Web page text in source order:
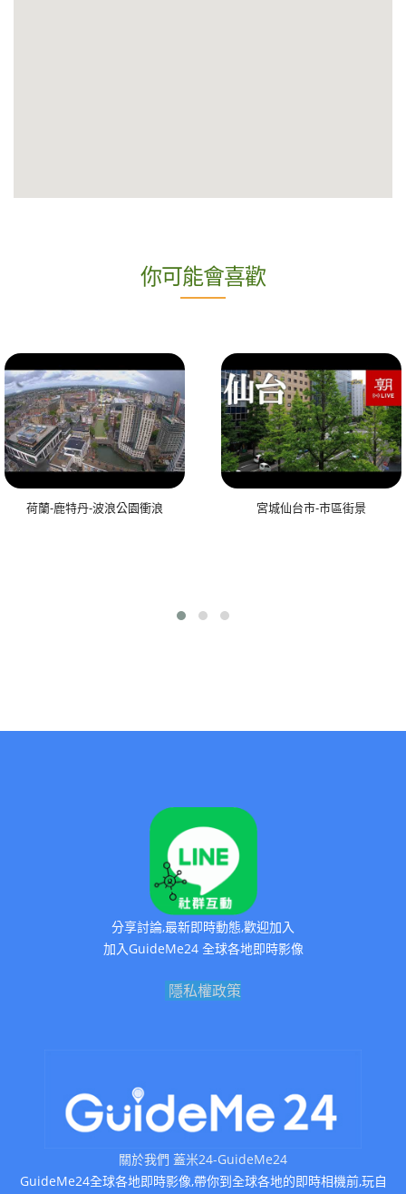
你可能會喜歡
荷蘭-鹿特丹-波浪公園衝浪 宮城仙台市-市區街景
分享討論,最新即時動態,歡迎加入
加入GuideMe24 全球各地即時影像
隱私權政策
關於我們 蓋米24-GuideMe24
GuideMe24全球各地即時影像,帶你到全球各地的即時相機前,玩自